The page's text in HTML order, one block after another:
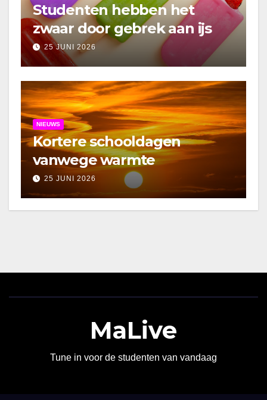
Studenten hebben het
zwaar door gebrek aan ijs
25 JUNI 2026
NIEUWS
Kortere schooldagen
vanwege warmte
25 JUNI 2026
MaLive
Tune in voor de studenten van vandaag